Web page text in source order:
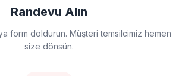
Randevu Alın
form doldurun. Müşteri temsilcimiz hemen
size dönsün.